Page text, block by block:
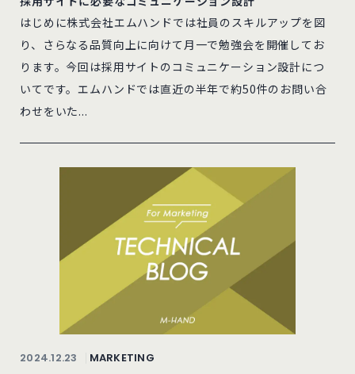
はじめに株式会社エムハンドでは社員のスキルアップを図
り、さらなる品質向上に向けて月一で勉強会を開催してお
ります。今回は採用サイトのコミュニケーション設計につ
いてです。エムハンドでは直近の半年で約50件のお問い合
わせをいた...
2024.12.23 MARKETING